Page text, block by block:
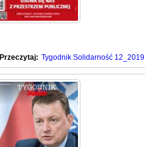
Przeczytaj: Tygodnik Solidarność 12_2019